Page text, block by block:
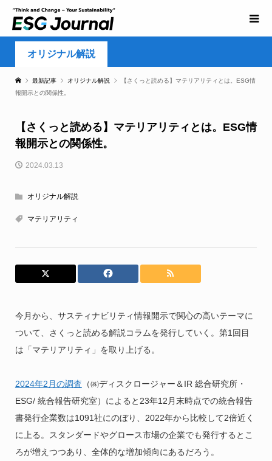
オリジナル解説
最新記事 オリジナル解説
【さくっと読める】マテリアリティとは。ESG情
報開示との関係性。
【さくっと読める】マテリアリティとは。ESG情
報開示との関係性。
2024.03.13
オリジナル解説
マテリアリティ
今月から、サスティナビリティ情報開示で関心の高いテーマに
ついて、さくっと読める解説コラムを発行していく。第1回目
は「マテリアリティ」を取り上げる。
2024年2月の調査 （㈱ディスクロージャー＆IR 総合研究所・
ESG/ 統合報告研究室）によると23年12月末時点での統合報告
書発行企業数は1091社にのぼり、2022年から比較して2倍近く
に上る。スタンダードやグロース市場の企業でも発行するとこ
ろが増えつつあり、全体的な増加傾向にあるだろう。